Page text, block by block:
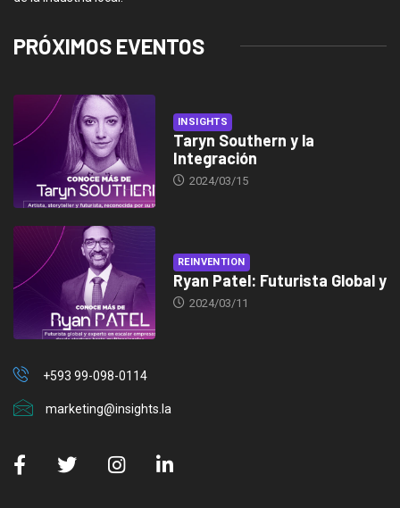
PRÓXIMOS EVENTOS
INSIGHTS
Taryn Southern y la
Integración
2024/03/15
REINVENTION
Ryan Patel: Futurista Global y
2024/03/11
+593 99-098-0114
marketing@insights.la